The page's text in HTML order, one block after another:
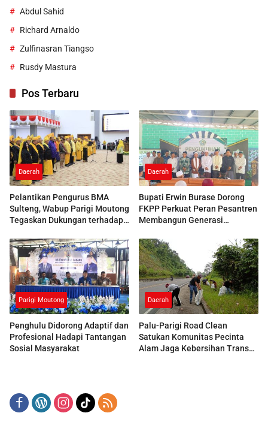
Abdul Sahid
Richard Arnaldo
Zulfinasran Tiangso
Rusdy Mastura
Pos Terbaru
Daerah
Pelantikan Pengurus BMA
Sulteng, Wabup Parigi Moutong
Tegaskan Dukungan terhadap
Daerah
Bupati Erwin Burase Dorong
FKPP Perkuat Peran Pesantren
Membangun Generasi
Parigi Moutong
Penghulu Didorong Adaptif dan
Profesional Hadapi Tantangan
Sosial Masyarakat
Daerah
Palu-Parigi Road Clean
Satukan Komunitas Pecinta
Alam Jaga Kebersihan Trans